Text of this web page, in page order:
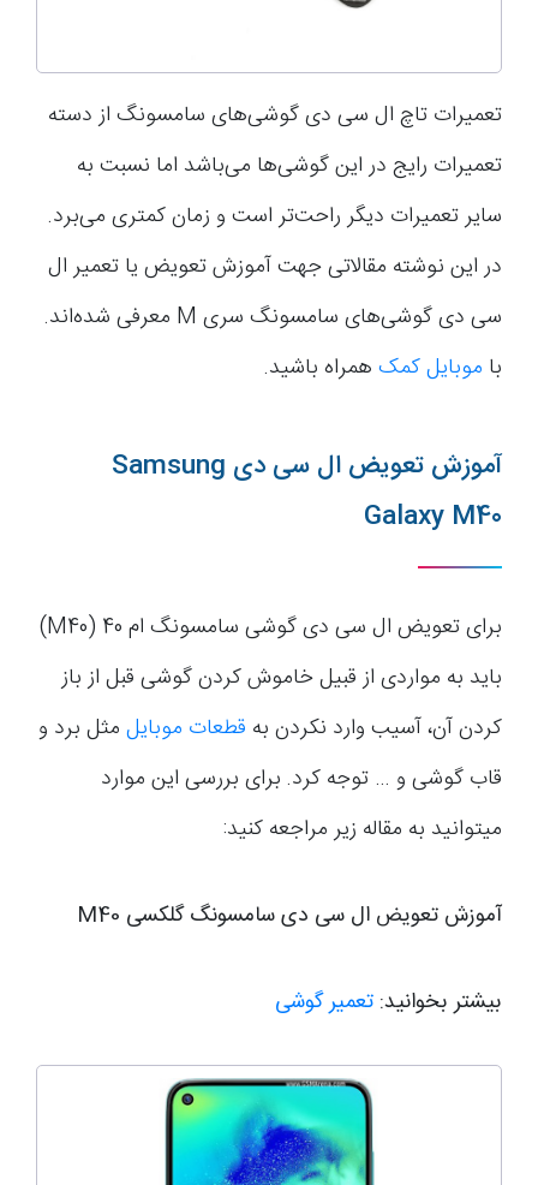
تعمیرات تاچ ال سی دی گوشی‌های سامسونگ از دسته
تعمیرات رایج در این گوشی‌ها می‌باشد اما نسبت به
سایر تعمیرات دیگر راحت‌تر است و زمان کمتری می‌برد.
در این نوشته مقالاتی جهت آموزش تعویض یا تعمیر ال
سی دی گوشی‌های سامسونگ سری M معرفی شده‌اند.
با موبایل کمک همراه باشید.
آموزش تعویض ال سی دی Samsung
Galaxy M40
برای تعویض ال سی دی گوشی سامسونگ ام 40 (M40)
باید به مواردی از قبیل خاموش کردن گوشی قبل از باز
کردن آن، آسیب وارد نکردن به قطعات موبایل مثل برد و
قاب گوشی و … توجه کرد. برای بررسی این موارد
میتوانید به مقاله زیر مراجعه کنید:
آموزش تعویض ال سی دی سامسونگ گلکسی M40
بیشتر بخوانید: تعمیر گوشی